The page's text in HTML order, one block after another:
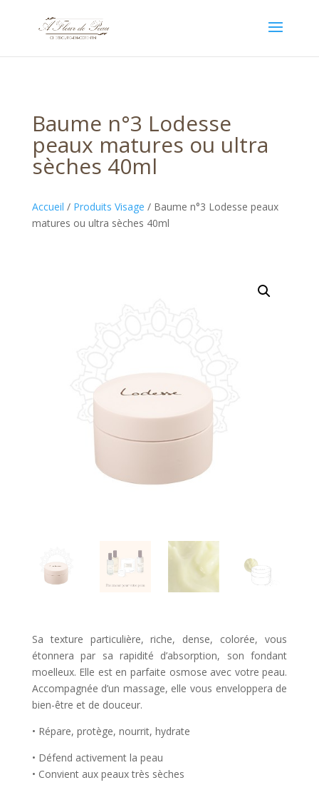
Baume n°3 Lodesse
peaux matures ou ultra
sèches 40ml
Accueil / Produits Visage / Baume n°3 Lodesse peaux
matures ou ultra sèches 40ml
Sa texture particulière, riche, dense, colorée, vous
étonnera par sa rapidité d’absorption, son fondant
moelleux. Elle est en parfaite osmose avec votre peau.
Accompagnée d’un massage, elle vous enveloppera de
bien-être et de douceur.
• Répare, protège, nourrit, hydrate
• Défend activement la peau
• Convient aux peaux très sèches